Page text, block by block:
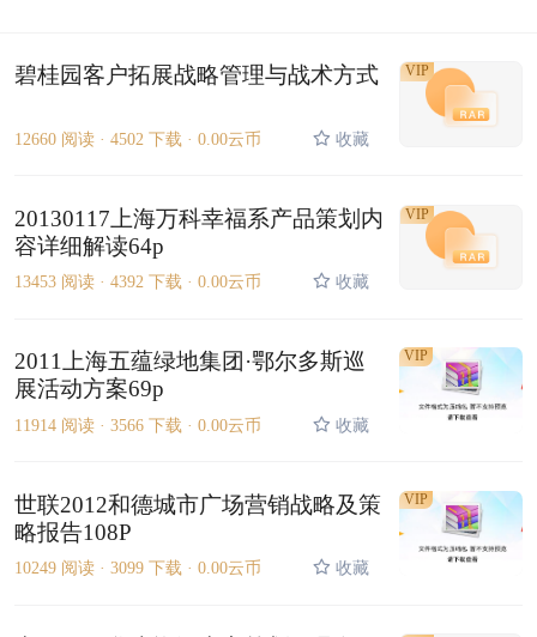
碧桂园客户拓展战略管理与战术方式
12660 阅读 · 4502 下载 · 0.00云币 收藏
VIP
20130117上海万科幸福系产品策划内
容详细解读64p
13453 阅读 · 4392 下载 · 0.00云币 收藏
VIP
2011上海五蕴绿地集团·鄂尔多斯巡
展活动方案69p
11914 阅读 · 3566 下载 · 0.00云币 收藏
VIP
世联2012和德城市广场营销战略及策
略报告108P
10249 阅读 · 3099 下载 · 0.00云币 收藏
VIP